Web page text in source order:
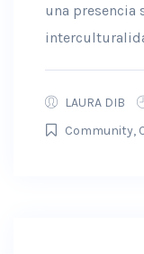
una presencia
LAURA DIB
Community,